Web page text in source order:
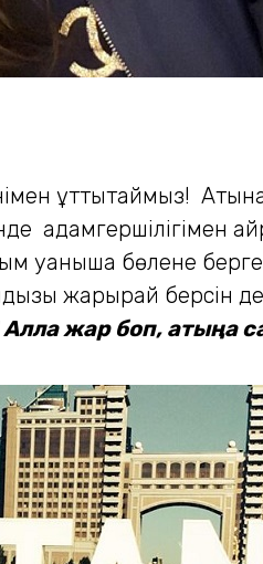
құттықтаймыз!
адамгершілігімен
бөлене
жарқырай берсін
Алла жар боп, атыңа